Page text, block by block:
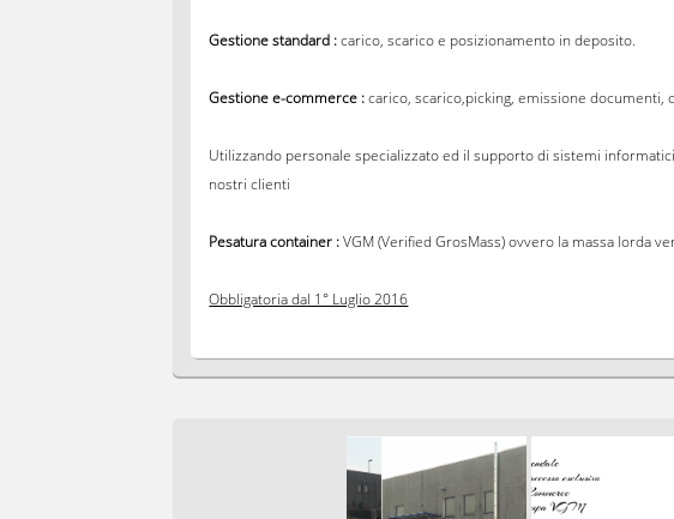
Gestione standard :carico, scarico e posizionamento in deposito.
Gestione e-commerce :carico, scarico,picking, emissione
Utilizzando personale specializzato ed il supporto di sistemi
nostri clienti
Pesatura container :VGM (Verified GrosMass) ovvero la massa lorda
Obbligatoria dal 1° Luglio 2016